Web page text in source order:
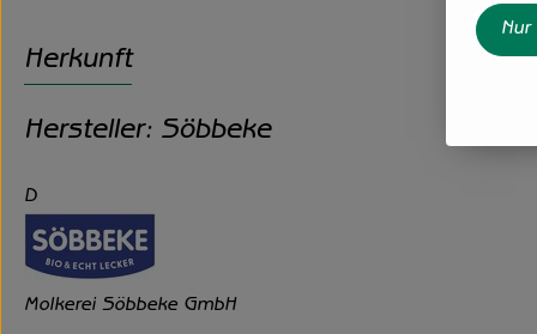
Herkunft
Hersteller: Söbbeke
D
Molkerei Söbbeke GmbH
Nur